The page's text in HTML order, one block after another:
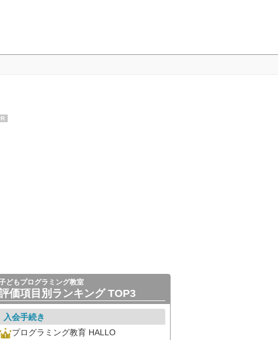
どもプログラミング教室
価項目別ランキング TOP3
入会手続き
プログラミング教育 HALLO